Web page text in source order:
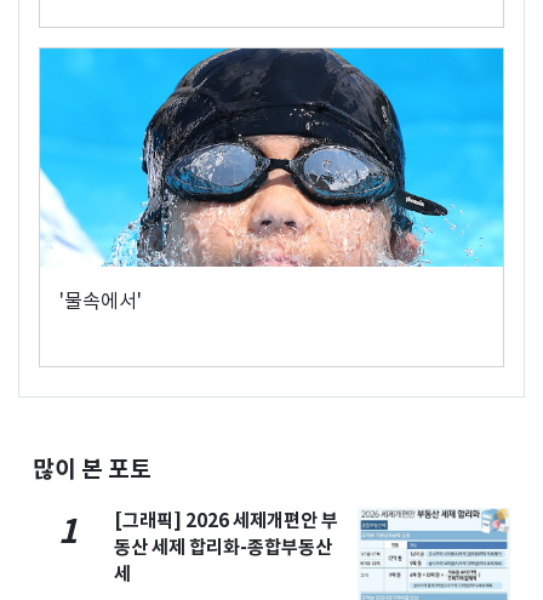
'물속에서'
많이 본 포토
1
[그래픽] 2026 세제개편안 부
동산 세제 합리화-종합부동산
세